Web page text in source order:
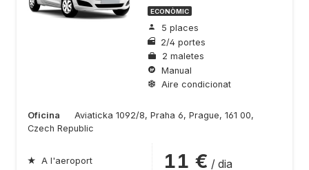
ECONÒMIC
5 places
2/4 portes
2 maletes
Manual
Aire condicionat
Oficina
Aviaticka 1092/8, Praha 6, Prague, 161 00,
Czech Republic
★ A l'aeroport
11 € / dia